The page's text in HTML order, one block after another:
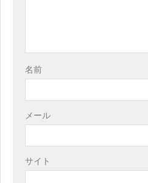
名前
メール
サイト